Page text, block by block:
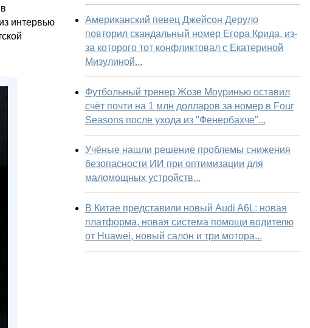
интервью
Американский певец Джейсон Деруло
повторил скандальный номер Егора Крида, из-
за которого тот конфликтовал с Екатериной
Мизулиной...
Футбольный тренер Жозе Моуринью оставил
счёт почти на 1 млн долларов за номер в Four
Seasons после ухода из "Фенербахче"...
Учёные нашли решение проблемы снижения
безопасности ИИ при оптимизации для
маломощных устройств...
В Китае представили новый Audi A6L: новая
платформа, новая система помощи водителю
от Huawei, новый салон и три мотора...